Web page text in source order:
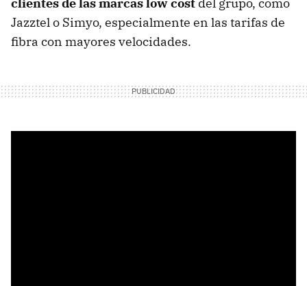
clientes de las marcas low cost del grupo, como
Jazztel o Simyo, especialmente en las tarifas de
fibra con mayores velocidades.